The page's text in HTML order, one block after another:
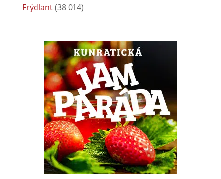
Frýdlant(38 014)